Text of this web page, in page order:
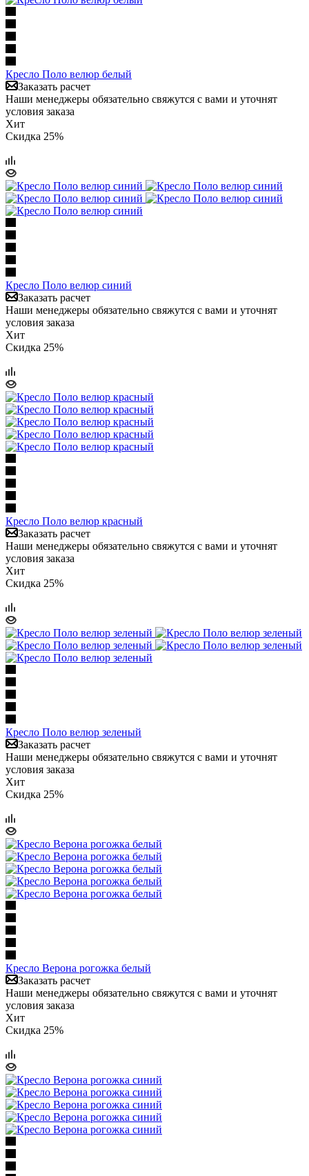
Кресло Поло велюр белый
Заказать расчет
Наши менеджеры обязательно свяжутся с вами и уточнят
условия заказа
Хит
Скидка 25%
Кресло Поло велюр синий
Заказать расчет
Наши менеджеры обязательно свяжутся с вами и уточнят
условия заказа
Хит
Скидка 25%
Кресло Поло велюр красный
Заказать расчет
Наши менеджеры обязательно свяжутся с вами и уточнят
условия заказа
Хит
Скидка 25%
Кресло Поло велюр зеленый
Заказать расчет
Наши менеджеры обязательно свяжутся с вами и уточнят
условия заказа
Хит
Скидка 25%
Кресло Верона рогожка белый
Заказать расчет
Наши менеджеры обязательно свяжутся с вами и уточнят
условия заказа
Хит
Скидка 25%